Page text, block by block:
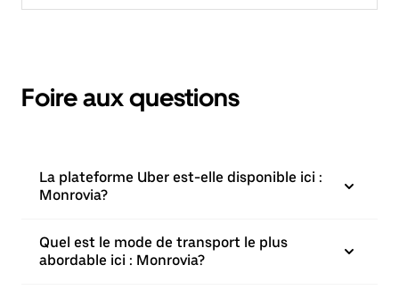
Foire aux questions
La plateforme Uber est-elle disponible ici :
Monrovia?
Quel est le mode de transport le plus
abordable ici : Monrovia?